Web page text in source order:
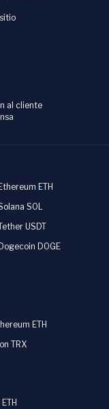
al cliente
ETH
SOL
USDT
DOGE
ETH
TRX